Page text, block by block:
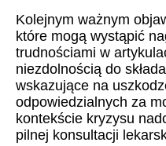
Kolejnym ważnym
które mogą wystąpić
trudnościami w
niezdolnością do
wskazujące na
odpowiedzialnych za
kontekście kryzysu
pilnej konsultacji